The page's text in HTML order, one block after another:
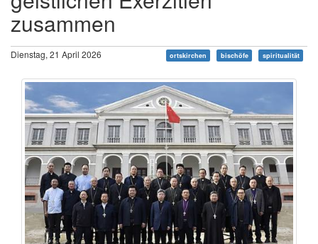
zusammen
Dienstag, 21 April 2026 ortskirchen bischöfe spiritualität